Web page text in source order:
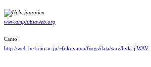
www.amphibiaweb.org
Canto:
http://web.hc.keio.ac.jp/~fukuyama/frogs/data/wav/hyla-j.WAV